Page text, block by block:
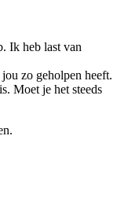
Ik heb last van
zo geholpen heeft.
Moet je het steeds